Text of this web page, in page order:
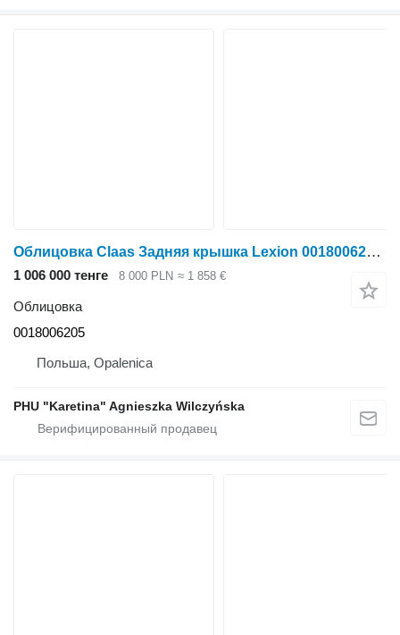
Облицовка Claas Задняя крышка Lexion 0018006205 для зерноуборочного комбайна Claas Lexion
1 006 000 тенге 8 000 PLN ≈ 1 858 €
Облицовка
0018006205
Польша, Opalenica
PHU "Karetina" Agnieszka Wilczyńska